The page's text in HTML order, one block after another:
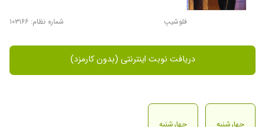
فلوشیپ شماره نظام: ۱۰۳۱۶۶
دریافت نوبت اینترنتی (بدون کارمزد)
چهارشنبه
چهارشنبه